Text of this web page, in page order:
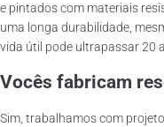
e pintados com materiais
uma longa durabilidade,
vida útil pode ultrapassar 20
Vocês fabricam
Sim, trabalhamos com